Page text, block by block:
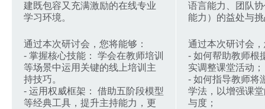
建既包容又充满激励的在线专业
学习环境。
通过本次研讨会，您将能够：
- 掌握核心技能： 学会在教师培训
等场景中运用关键的线上培训主
持技巧。
- 运用权威框架： 借助五阶段模型
等经典工具，提升主持能力，更
语言能力、团队
能力）的益处与
通过本次研讨会
- 如何帮助教师根
实调整课堂活动；
- 如何指导教师将
学法，以增强课
与度；